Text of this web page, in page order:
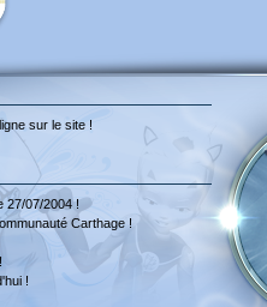
sur le site !
27/07/2004 !
Carthage !
!